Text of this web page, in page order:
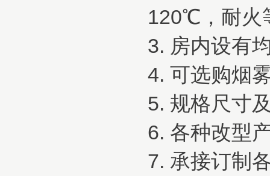
120℃，耐火
3. 房内设有
4. 可选购烟
5. 规格尺寸
6. 各种改型
7. 承接订制